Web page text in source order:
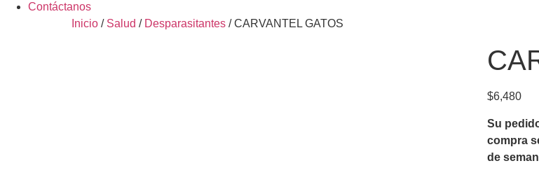
Contáctanos
Inicio / Salud / Desparasitantes / CARVANTEL GATOS
$6,480
Su
compra
de